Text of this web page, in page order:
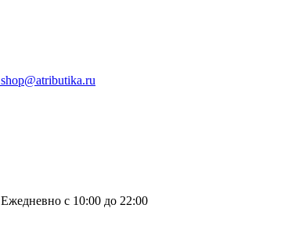
shop@atributika.ru
Ежедневно с 10:00 до 22:00